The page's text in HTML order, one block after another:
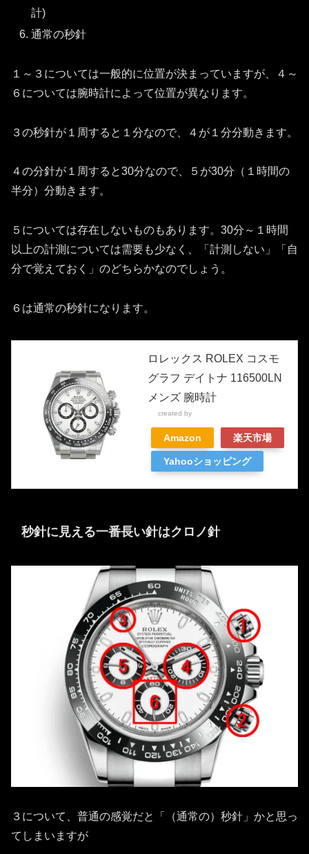
計)
通常の秒針
１～３については一般的に位置が決まっていますが、４～
６については腕時計によって位置が異なります。
３の秒針が１周すると１分なので、４が１分分動きます。
４の分針が１周すると30分なので、５が30分（１時間の
半分）分動きます。
５については存在しないものもあります。30分～１時間
以上の計測については需要も少なく、「計測しない」「自
分で覚えておく」のどちらかなのでしょう。
６は通常の秒針になります。
ロレックス ROLEX コスモ
グラフ デイトナ 116500LN
メンズ 腕時計
created by
Amazon 楽天市場
Yahooショッピング
秒針に見える一番長い針はクロノ針
３について、普通の感覚だと「（通常の）秒針」かと思っ
てしまいますが